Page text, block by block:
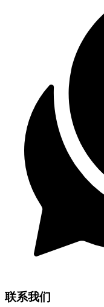
联系我们